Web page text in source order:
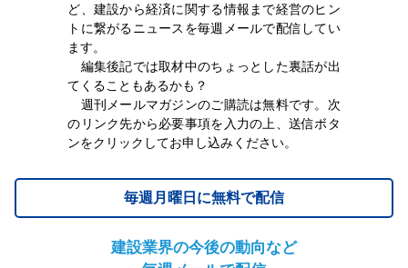
ど、建設から経済に関する情報まで経営のヒン
トに繋がるニュースを毎週メールで配信してい
ます。
編集後記では取材中のちょっとした裏話が出
てくることもあるかも？
週刊メールマガジンのご購読は無料です。次
のリンク先から必要事項を入力の上、送信ボタ
ンをクリックしてお申し込みください。
毎週月曜日に無料で配信
建設業界の今後の動向など